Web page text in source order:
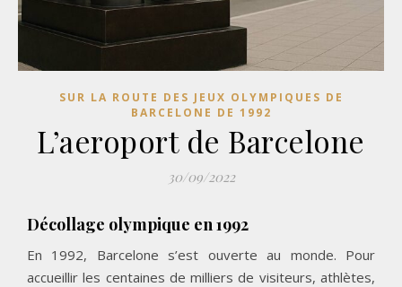
SUR LA ROUTE DES JEUX OLYMPIQUES DE
BARCELONE DE 1992
L’aeroport de Barcelone
30/09/2022
Décollage olympique en 1992
En 1992, Barcelone s’est ouverte au monde. Pour
accueillir les centaines de milliers de visiteurs, athlètes,